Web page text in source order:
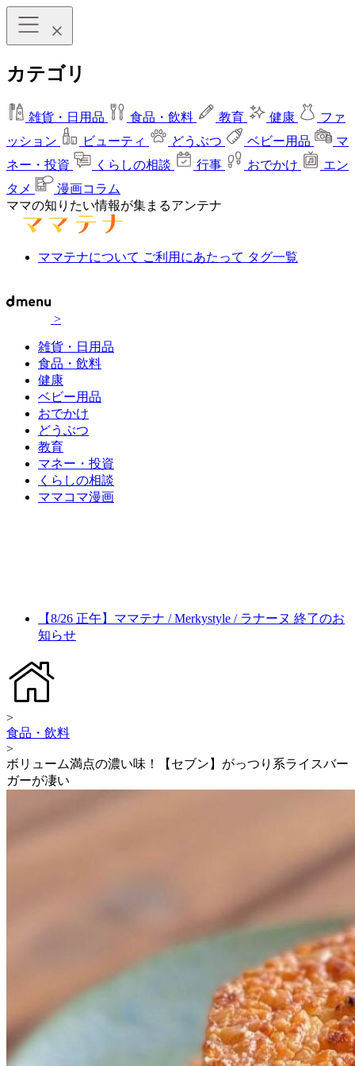
カテゴリ
雑貨・日用品 食品・飲料 教育 健康
ファ
ッション
ビューティ どうぶつ ベビー用品
マ
ネー・投資
くらしの相談 行事 おでかけ
エン
タメ
漫画コラム
ママの知りたい情報が集まるアンテナ
ママテナについて ご利用にあたって タグ一覧
>
雑貨・日用品
食品・飲料
健康
ベビー用品
おでかけ
どうぶつ
教育
マネー・投資
くらしの相談
ママコマ漫画
【8/26 正午】ママテナ / Merkystyle / ラナーヌ 終了のお
知らせ
>
食品・飲料
>
ボリューム満点の濃い味！【セブン】がっつり系ライスバー
ガーが凄い